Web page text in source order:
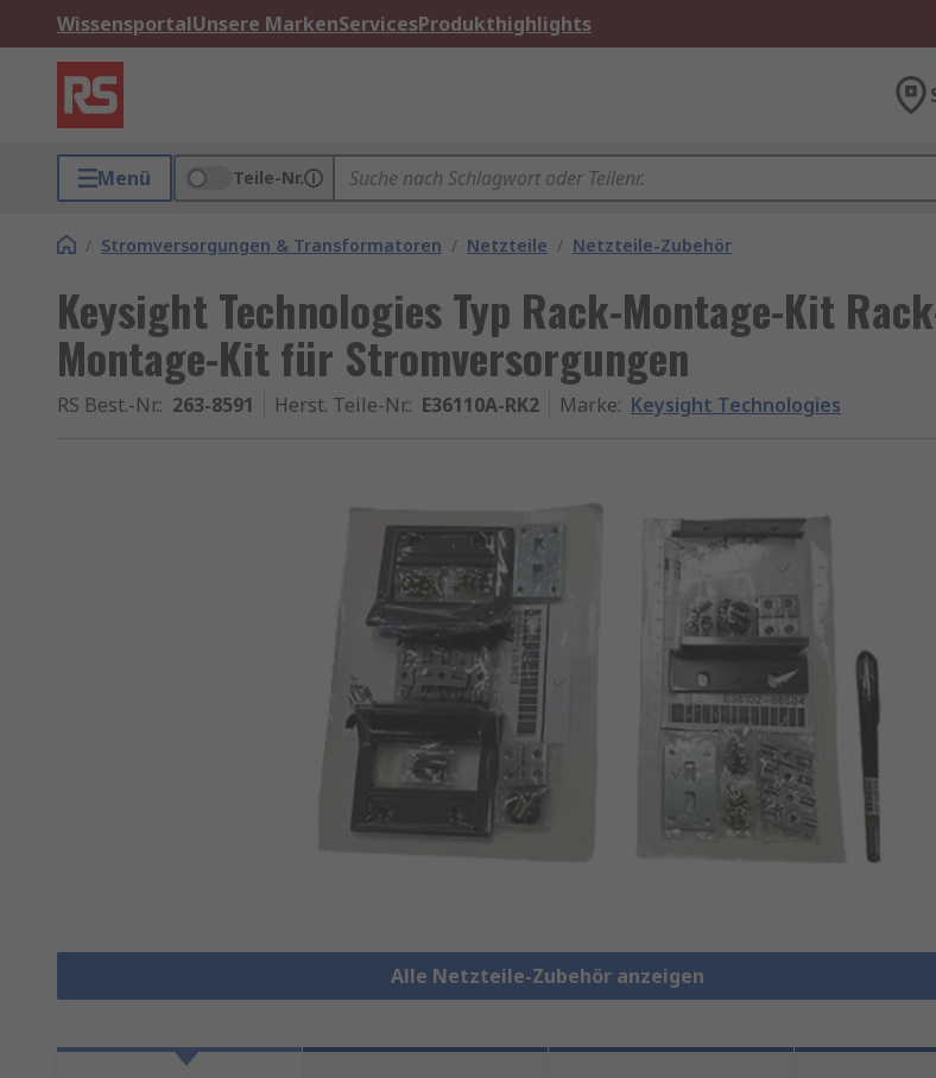
WissensportalUnsere MarkenServicesProdukthighlights
Menü Teile-Nr.
/ Stromversorgungen & Transformatoren / Netzteile / Netzteile-Zubehör
Keysight Technologies Typ Rack-Montage-Kit
Montage-Kit für Stromversorgungen
RS Best.-Nr.: 263-8591 Herst. Teile-Nr.: E36110A-RK2 Marke: Keysight Technologies
Alle Netzteile-Zubehör anzeigen